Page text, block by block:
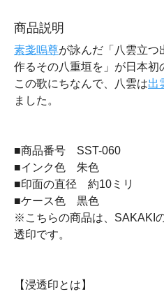
商品説明
素戔嗚尊が詠んだ「八雲立つ
作るその八重垣を」が日本初
この歌にちなんで、八雲は出
ました。
■商品番号 SST-060
■インク色 朱色
■印面の直径 約10ミリ
■ケース色 黒色
※こちらの商品は、SAKAKI
透印です。
【浸透印とは】